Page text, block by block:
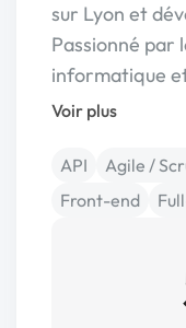
sur Lyon et
Passionné par
informatique
Voir plus
API Agile /
Front-end